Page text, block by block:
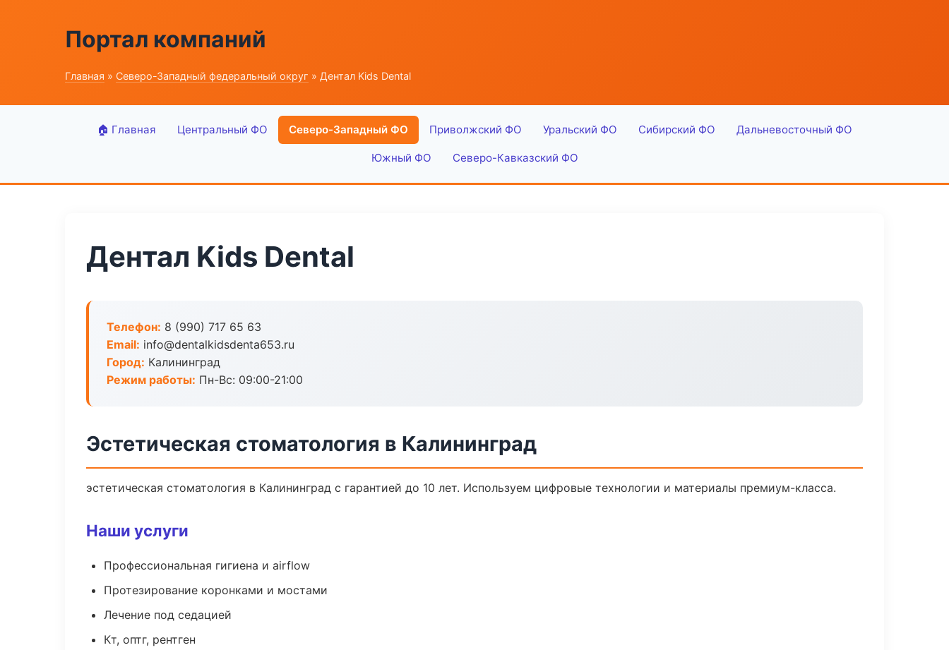
Портал компаний
Главная » Северо-Западный федеральный округ » Дентал Kids Dental
🏠 Главная Центральный ФО Северо-Западный ФО Приволжский ФО Уральский ФО Сибирский ФО Дальневосточный ФО
Южный ФО Северо-Кавказский ФО
Дентал Kids Dental
Телефон: 8 (990) 717 65 63
Email: info@dentalkidsdenta653.ru
Город: Калининград
Режим работы: Пн-Вс: 09:00-21:00
Эстетическая стоматология в Калининград
эстетическая стоматология в Калининград с гарантией до 10 лет. Используем цифровые технологии и материалы премиум-класса.
Наши услуги
Профессиональная гигиена и airflow
Протезирование коронками и мостами
Лечение под седацией
Кт, оптг, рентген